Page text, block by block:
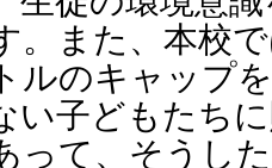
。また、本校
ルのキャップ
い子どもたち
って、そうし